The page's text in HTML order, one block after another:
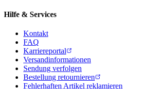
Hilfe & Services
Kontakt
FAQ
Karriereportal
Versandinformationen
Sendung verfolgen
Bestellung retournieren
Fehlerhaften Artikel reklamieren